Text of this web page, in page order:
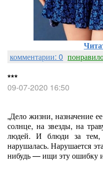
комментарии: 0
***
09-07-2020 16:50
„Дело жизни, назначение
солнце, на звезды, на
людей. И блюди за тем,
нарушалась. Нарушается
нибудь — ищи эту ошибку